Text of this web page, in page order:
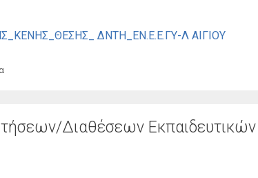
ΔΝΤΗ_ΕΝ.Ε.Ε.ΓΥ-Λ ΑΙΓΙΟΥ
Διαθέσεων